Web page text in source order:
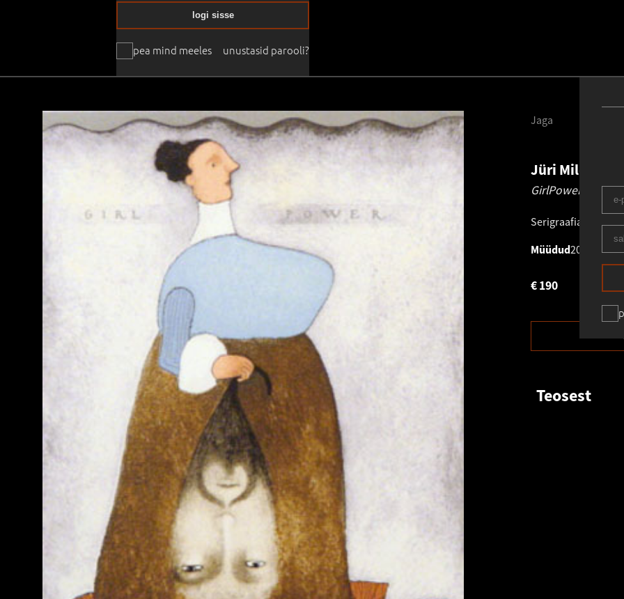
pea mind meeles
logi sisse
unustasid parooli?
Jüri Mildeberg
GirlPower. 2007
Serigraafia Klm
Müüdud2014
190
€
Teosest
Jaga